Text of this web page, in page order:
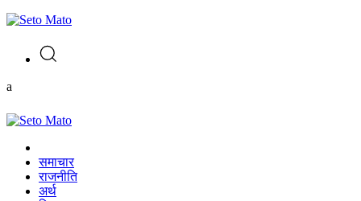
a
समाचार
राजनीति
अर्थ